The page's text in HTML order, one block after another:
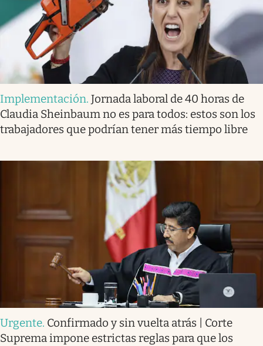
Implementación. Jornada laboral de 40 horas de
Claudia Sheinbaum no es para todos: estos son los
trabajadores que podrían tener más tiempo libre
Urgente. Confirmado y sin vuelta atrás | Corte
Suprema impone estrictas reglas para que los